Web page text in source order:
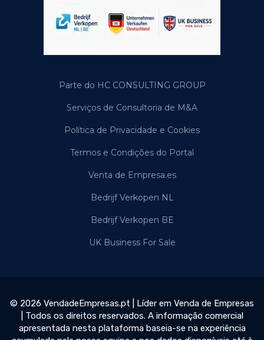
Parte do HC CONSULTING GROUP
Serviços de Consultoria de M&A
Política de Privacidade e Cookies
Termos e Condições do Portal
Venta de Empresa.es
Bedrijf Verkopen NL
Bedrijf Verkopen BE
UK Business For Sale
© 2026 VendadeEmpresas.pt | Líder em Venda de Empresas
| Todos os direitos reservados. A informação comercial
apresentada nesta plataforma baseia-se na experiência